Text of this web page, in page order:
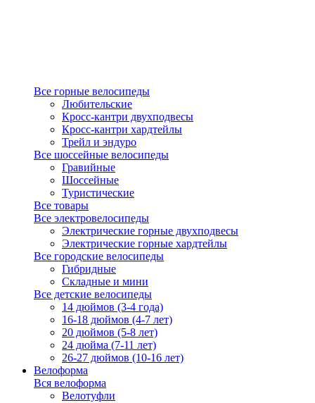
Все горные велосипеды
Любительские
Кросс-кантри двухподвесы
Кросс-кантри хардтейлы
Трейл и эндуро
Все шоссейные велосипеды
Гравийные
Шоссейные
Туристические
Все товары
Все электровелосипеды
Электрические горные двухподвесы
Электрические горные хардтейлы
Все городские велосипеды
Гибридные
Складные и мини
Все детские велосипеды
14 дюймов (3-4 года)
16-18 дюймов (4-7 лет)
20 дюймов (5-8 лет)
24 дюйма (7-11 лет)
26-27 дюймов (10-16 лет)
Велоформа
Вся велоформа
Велотуфли